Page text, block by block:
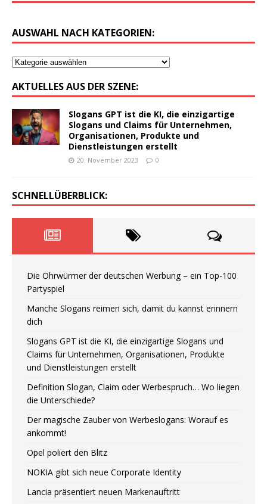
AUSWAHL NACH KATEGORIEN:
AKTUELLES AUS DER SZENE:
Slogans GPT ist die KI, die einzigartige
Slogans und Claims für Unternehmen,
Organisationen, Produkte und
Dienstleistungen erstellt
20. November 2023 0
SCHNELLÜBERBLICK:
Die Ohrwürmer der deutschen Werbung – ein Top-100
Partyspiel
Manche Slogans reimen sich, damit du kannst erinnern
dich
Slogans GPT ist die KI, die einzigartige Slogans und
Claims für Unternehmen, Organisationen, Produkte
und Dienstleistungen erstellt
Definition Slogan, Claim oder Werbespruch… Wo liegen
die Unterschiede?
Der magische Zauber von Werbeslogans: Worauf es
ankommt!
Opel poliert den Blitz
NOKIA gibt sich neue Corporate Identity
Lancia präsentiert neuen Markenauftritt